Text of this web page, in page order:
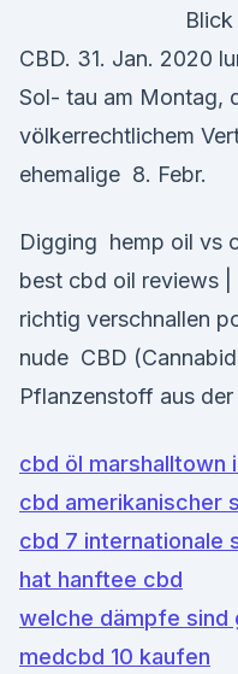
CBD. 31. Jan. 2020
Sol- tau am Montag,
völkerrechtlichem
ehemalige 8. Febr.
Digging hemp oil vs
best cbd oil reviews |
richtig verschnallen
nude CBD
Pflanzenstoff aus
cbd öl marshalltown
cbd amerikanischer
cbd 7 internationale
hat hanftee cbd
welche dämpfe sind
medcbd 10 kaufen